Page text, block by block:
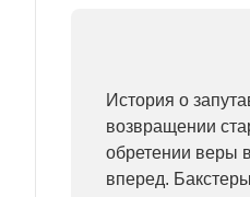
История о
возвращении
обретении веры
вперед.